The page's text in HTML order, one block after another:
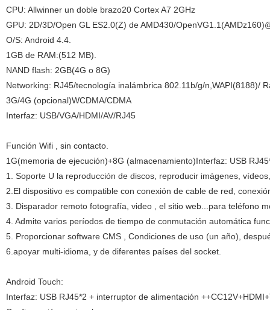
CPU: Allwinner un doble brazo20 Cortex A7 2GHz
GPU: 2D/3D/Open GL ES2.0(Z) de AMD430/
O/S: Android 4.4.
1GB de RAM:(512 MB).
NAND flash: 2GB(4G o 8G)
Networking: RJ45/tecnología inalámbrica 802.11b/g/n,WAPI(8188)/
3G/4G (opcional)WCDMA/CDMA
Interfaz: USB/VGA/HDMI/AV/RJ45
Función Wifi , sin contacto.
1G(memoria de ejecución)+8G (almacenamiento)Interfaz: USB
1. Soporte U la reproducción de discos, reproducir imágenes,
2.El dispositivo es compatible con conexión de cable de red,
3. Disparador remoto fotografía, video , el sitio web...para teléfono
4. Admite varios períodos de tiempo de conmutación automática
5. Proporcionar software CMS , Condiciones de uso (un año),
6.apoyar multi-idioma, y de diferentes países del socket.
Android Touch:
Interfaz: USB RJ45*2 + interruptor de alimentación